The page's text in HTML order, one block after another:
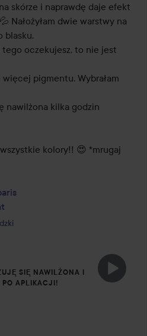
skórze i naprawdę daje efekt
Nałożyłam dwie warstwy na
blasku.
oczekujesz, to nie jest
pigmentu. Wybrałam
nawilżona kilka godzin
kolory!! 😍 *mrugaj
SIĘ NAWILŻONA I
PO APLIKACJI!